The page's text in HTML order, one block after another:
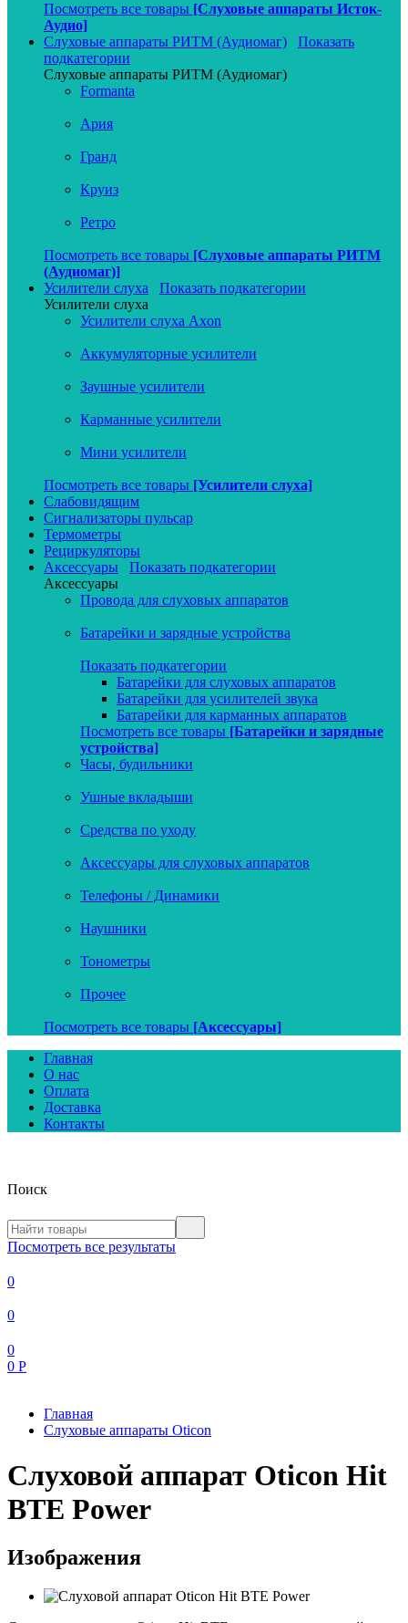
Посмотреть все товары [Слуховые аппараты Исток-
Аудио]
Слуховые аппараты РИТМ (Аудиомаг)
Показать
подкатегории
Слуховые аппараты РИТМ (Аудиомаг)
Formanta
Ария
Гранд
Круиз
Ретро
Посмотреть все товары [Слуховые аппараты РИТМ
(Аудиомаг)]
Усилители слуха
Показать подкатегории
Усилители слуха
Усилители слуха Axon
Аккумуляторные усилители
Заушные усилители
Карманные усилители
Мини усилители
Посмотреть все товары [Усилители слуха]
Слабовидящим
Сигнализаторы пульсар
Термометры
Рециркуляторы
Аксессуары
Показать подкатегории
Аксессуары
Провода для слуховых аппаратов
Батарейки и зарядные устройства
Показать подкатегории
Батарейки для слуховых аппаратов
Батарейки для усилителей звука
Батарейки для карманных аппаратов
Посмотреть все товары [Батарейки и зарядные
устройства]
Часы, будильники
Ушные вкладыши
Средства по уходу
Аксессуары для слуховых аппаратов
Телефоны / Динамики
Наушники
Тонометры
Прочее
Посмотреть все товары [Аксессуары]
Главная
О нас
Оплата
Доставка
Контакты
Поиск
Посмотреть все результаты
0
0
0
0 Р
Главная
Слуховые аппараты Oticon
Слуховой аппарат Oticon Hit
BTE Power
Изображения